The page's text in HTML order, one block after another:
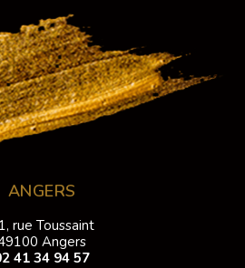
ANGERS
rue Toussaint
Angers
41 34 94 57